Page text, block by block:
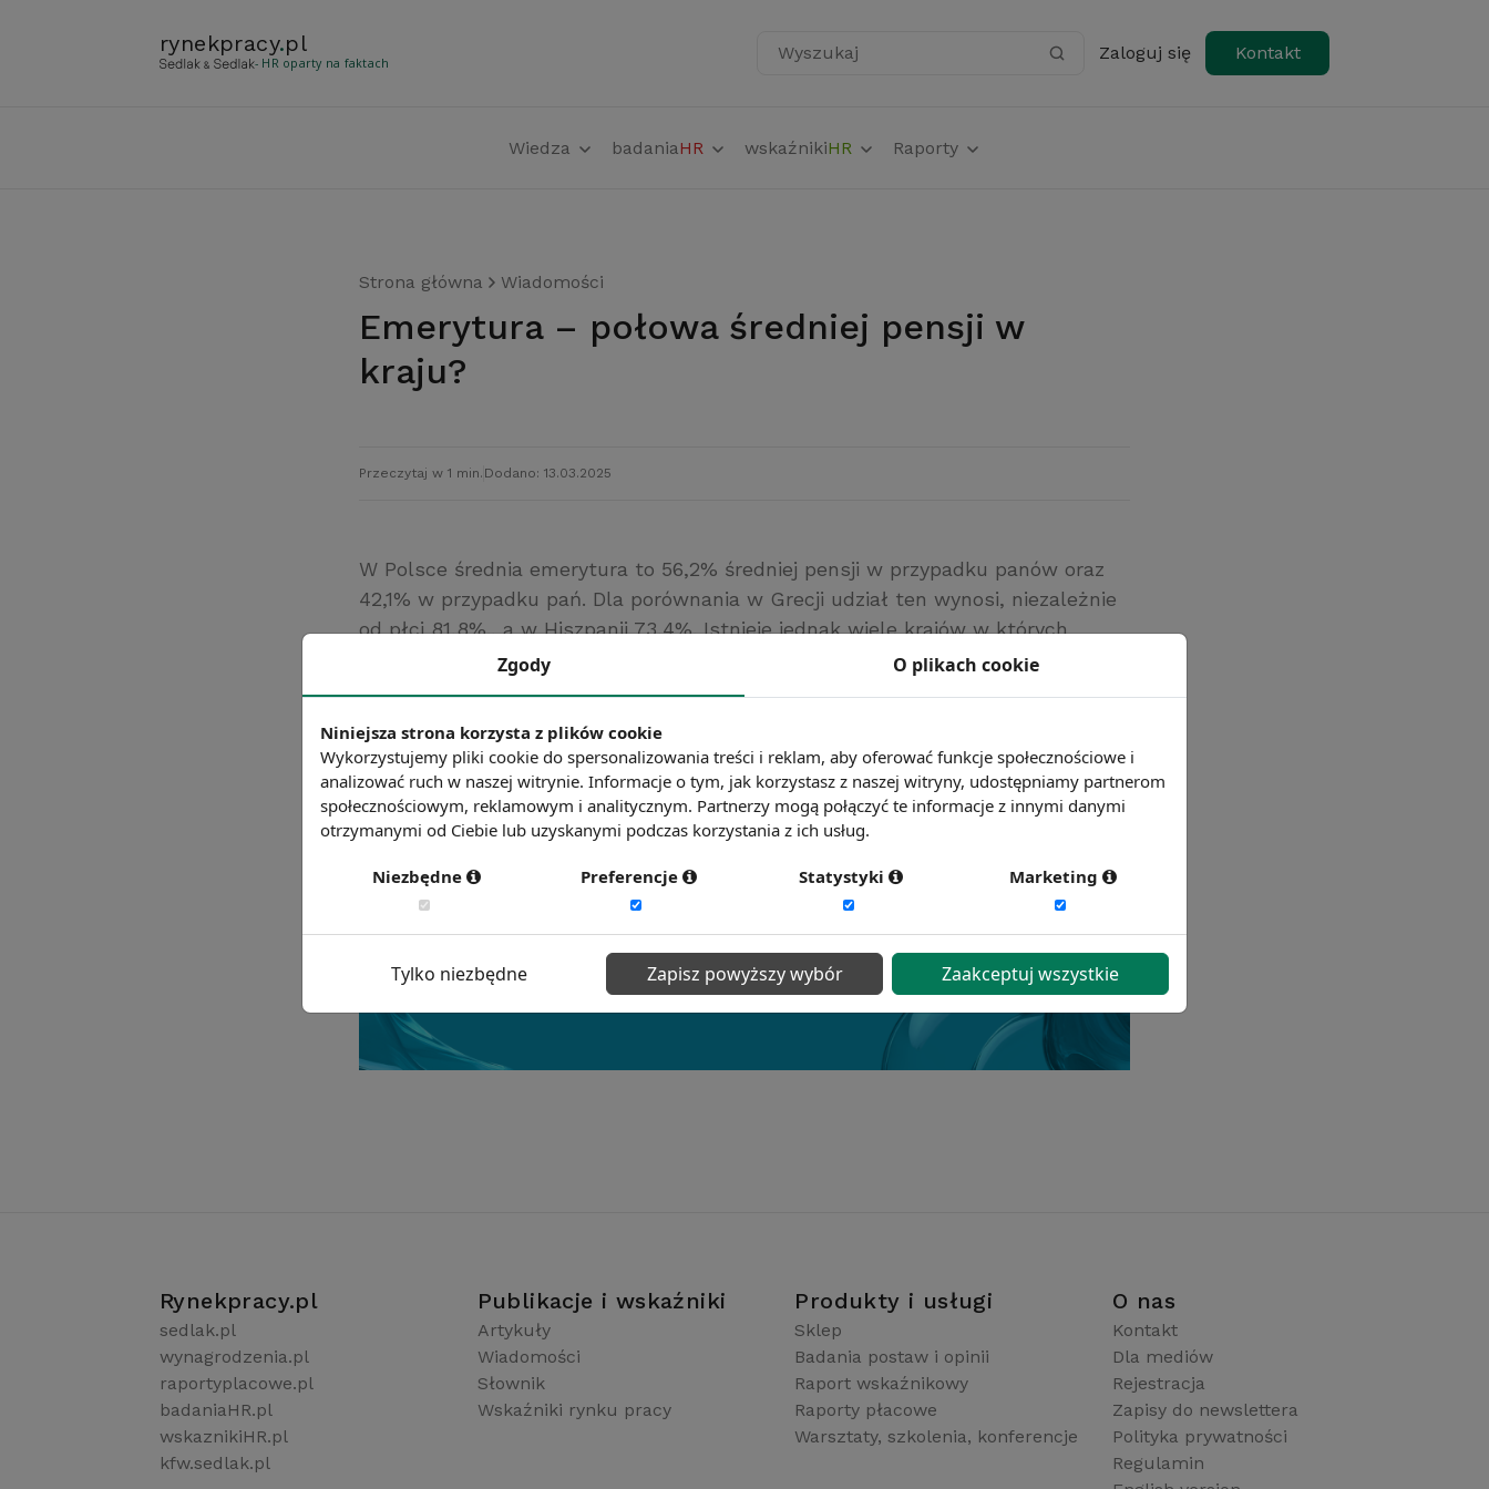
rynekpracy.pl
- HR oparty na faktach Wyszukaj Zaloguj się Kontakt
Wiedza badaniaHR wskaźnikiHR Raporty
Strona główna Wiadomości
Emerytura – połowa średniej pensji w
kraju?
Przeczytaj w 1 min. Dodano: 13.03.2025
W Polsce średnia emerytura to 56,2% średniej pensji w przypadku panów oraz
42,1% w przypadku pań. Dla porównania w Grecji udział ten wynosi, niezależnie
od płci 81,8%., a w Hiszpanii 73,4%. Istnieje jednak wiele krajów w których
emeryci otrzymują mniejszą część średniej płacy niż w Polsce. Do grupy tej
Chcesz wiedzieć więcej?Zobacz więcej wiadomości
Rynekpracy.pl
sedlak.pl
wynagrodzenia.pl
raportyplacowe.pl
badaniaHR.pl
wskaznikiHR.pl
kfw.sedlak.pl
Publikacje i wskaźniki
Artykuły
Wiadomości
Słownik
Wskaźniki rynku pracy
Produkty i usługi
Sklep
Badania postaw i opinii
Raport wskaźnikowy
Raporty płacowe
Warsztaty, szkolenia, konferencje
O nas
Kontakt
Dla mediów
Rejestracja
Zapisy do newslettera
Polityka prywatności
Regulamin
Zgody O plikach cookie
Niniejsza strona korzysta z plików cookie
Wykorzystujemy pliki cookie do spersonalizowania treści i reklam, aby oferować funkcje społecznościowe i
analizować ruch w naszej witrynie. Informacje o tym, jak korzystasz z naszej witryny, udostępniamy partnerom
społecznościowym, reklamowym i analitycznym. Partnerzy mogą połączyć te informacje z innymi danymi
otrzymanymi od Ciebie lub uzyskanymi podczas korzystania z ich usług.
Niezbędne Preferencje Statystyki Marketing
Tylko niezbędne Zapisz powyższy wybór Zaakceptuj wszystkie